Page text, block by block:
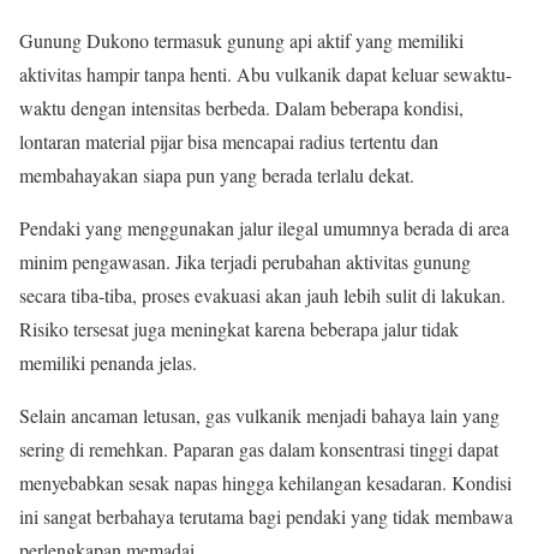
Gunung Dukono termasuk gunung api aktif yang memiliki
aktivitas hampir tanpa henti. Abu vulkanik dapat keluar sewaktu-
waktu dengan intensitas berbeda. Dalam beberapa kondisi,
lontaran material pijar bisa mencapai radius tertentu dan
membahayakan siapa pun yang berada terlalu dekat.
Pendaki yang menggunakan jalur ilegal umumnya berada di area
minim pengawasan. Jika terjadi perubahan aktivitas gunung
secara tiba-tiba, proses evakuasi akan jauh lebih sulit di lakukan.
Risiko tersesat juga meningkat karena beberapa jalur tidak
memiliki penanda jelas.
Selain ancaman letusan, gas vulkanik menjadi bahaya lain yang
sering di remehkan. Paparan gas dalam konsentrasi tinggi dapat
menyebabkan sesak napas hingga kehilangan kesadaran. Kondisi
ini sangat berbahaya terutama bagi pendaki yang tidak membawa